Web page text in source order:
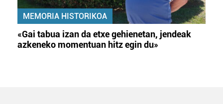
MEMORIA HISTORIKOA
«Gai tabua izan da etxe gehienetan, jendeak
azkeneko momentuan hitz egin du»